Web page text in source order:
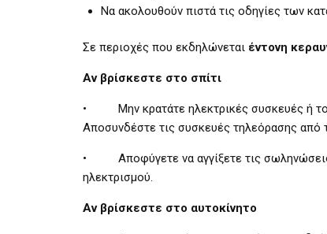
Να ακολουθούν πιστά τις οδηγίες των
Σε περιοχές που εκδηλώνεται έντονη
Αν βρίσκεστε στο σπίτι
• Μην κρατάτε ηλεκτρικές συσκευές ή το
Αποσυνδέστε τις συσκευές τηλεόρασης από
• Αποφύγετε να αγγίξετε τις σωληνώσεις
ηλεκτρισμού.
Αν βρίσκεστε στο αυτοκίνητο